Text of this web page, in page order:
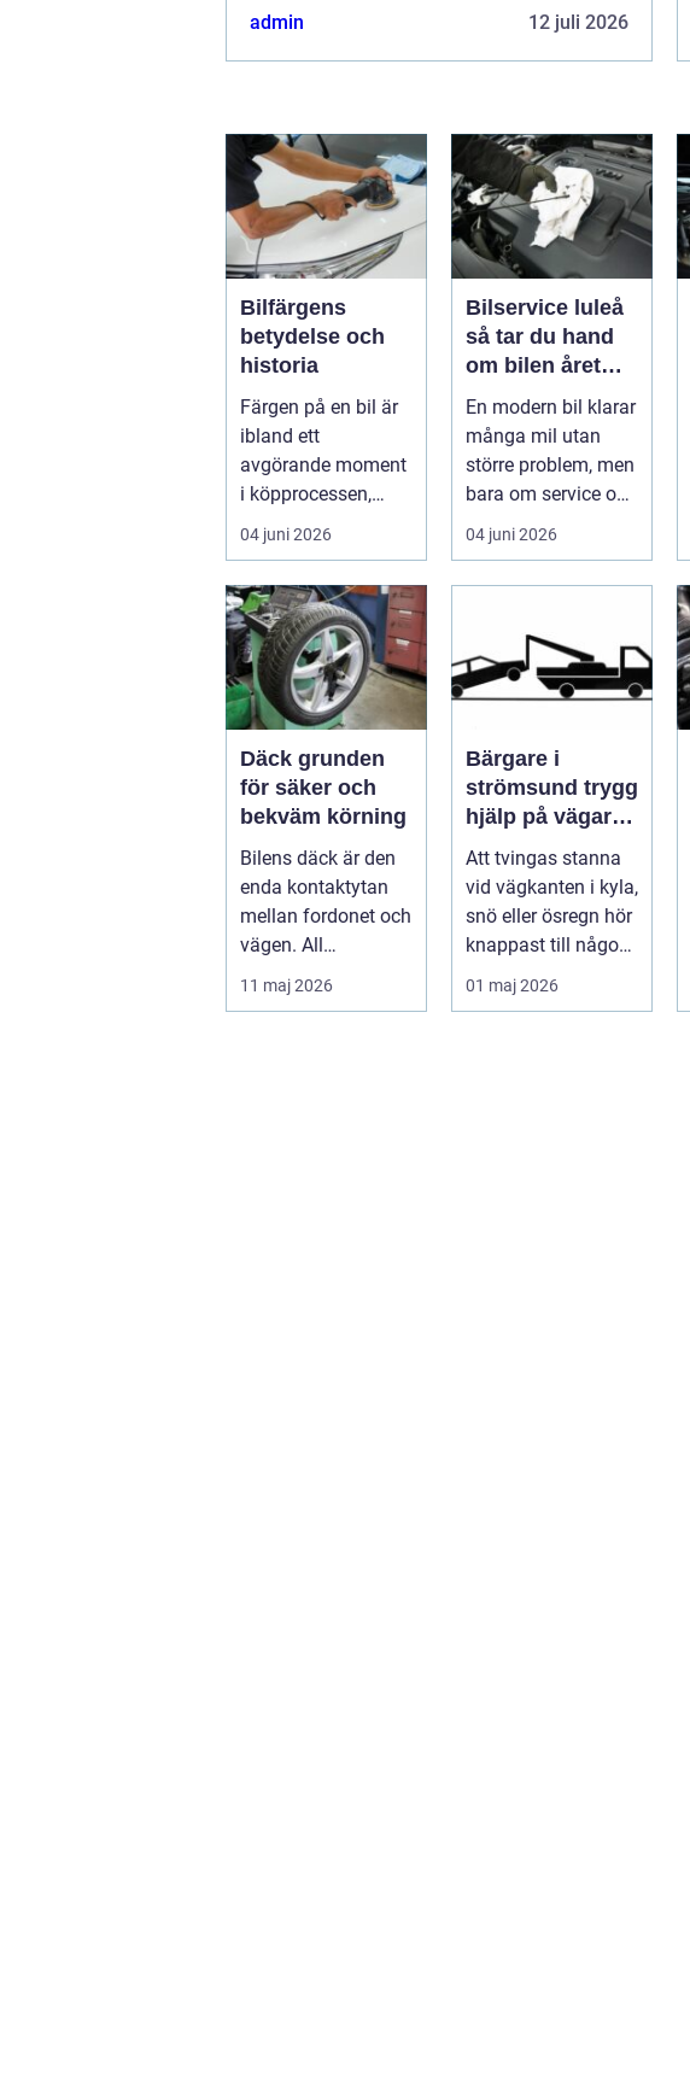
admin 12 juli 2026
Bilfärgens
betydelse och
historia
Färgen på en bil är
ibland ett
avgörande moment
i köpprocessen,
men det ha...
04 juni 2026
Bilservice luleå
så tar du hand
om bilen året
runt
En modern bil klarar
många mil utan
större problem, men
bara om service och
underhåll sköts i tid.
04 juni 2026
Däck grunden
för säker och
bekväm körning
Bilens däck är den
enda kontaktytan
mellan fordonet och
vägen. All
bromskraft, styrning
och accelera...
11 maj 2026
Bärgare i
strömsund trygg
hjälp på vägarna
året runt
Att tvingas stanna
vid vägkanten i kyla,
snö eller ösregn hör
knappast till någon
bilägares
drömscen...
01 maj 2026